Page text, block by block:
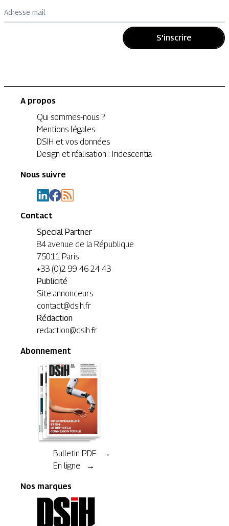
Adresse mail
S'inscrire
A propos
Qui sommes-nous ?
Mentions légales
DSIH et vos données
Design et réalisation : Iridescentia
Nous suivre
Contact
Special Partner
84 avenue de la République
75011 Paris
+33 (0)2 99 46 24 43
Publicité
Site annonceurs
contact@dsih.fr
Rédaction
redaction@dsih.fr
Abonnement
Bulletin PDF →
En ligne →
Nos marques